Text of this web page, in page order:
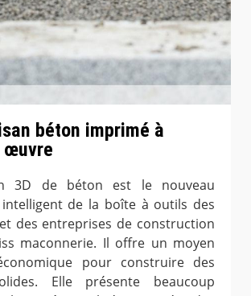
béton imprimé à
œuvre
3D de béton est le nouveau
intelligent de la boîte à outils des
des entreprises de construction
maconnerie. Il offre un moyen
pour construire des
Elle présente beaucoup